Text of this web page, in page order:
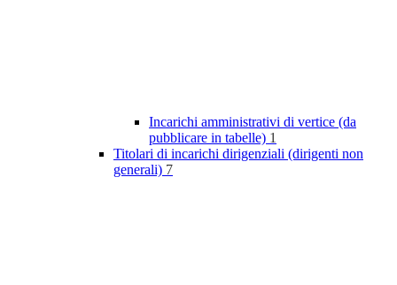
Incarichi amministrativi di vertice (da
pubblicare in tabelle) 1
Titolari di incarichi dirigenziali (dirigenti non
generali) 7